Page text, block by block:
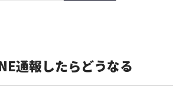
通報したらどうなる